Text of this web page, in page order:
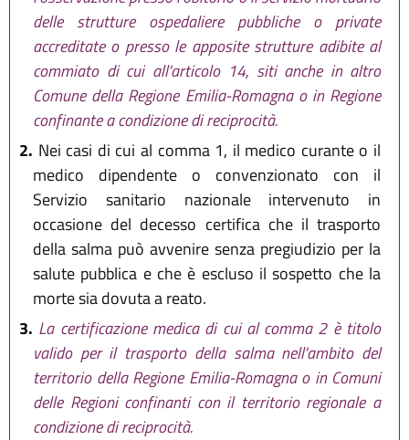
delle strutture ospedaliere pubbliche o private
accreditate o presso le apposite strutture adibite al
commiato di cui all'articolo 14, siti anche in altro
Comune della Regione Emilia-Romagna o in Regione
confinante a condizione di reciprocità.
2. Nei casi di cui al comma 1, il medico curante o il
medico dipendente o convenzionato con il
Servizio sanitario nazionale intervenuto in
occasione del decesso certifica che il trasporto
della salma può avvenire senza pregiudizio per la
salute pubblica e che è escluso il sospetto che la
morte sia dovuta a reato.
3. La certificazione medica di cui al comma 2 è titolo
valido per il trasporto della salma nell'ambito del
territorio della Regione Emilia-Romagna o in Comuni
delle Regioni confinanti con il territorio regionale a
condizione di reciprocità.